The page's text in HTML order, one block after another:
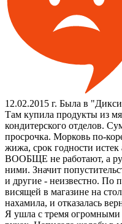
12.02.2015 г. Была в
Там купила продукты из
кондитерского отделов.
просрочка. Морковь по-
жижа, срок годности
ВООБЩЕ не работают, а
ними. Значит
и другие - неизвестно. По
висящей в магазине на
нахамила, и отказалась
Я ушла с тремя огромными